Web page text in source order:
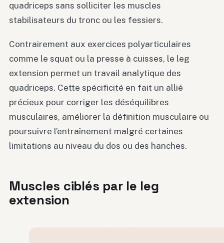
quadriceps sans solliciter les muscles
stabilisateurs du tronc ou les fessiers.
Contrairement aux exercices polyarticulaires
comme le squat ou la presse à cuisses, le leg
extension permet un travail analytique des
quadriceps. Cette spécificité en fait un allié
précieux pour corriger les déséquilibres
musculaires, améliorer la définition musculaire ou
poursuivre l’entraînement malgré certaines
limitations au niveau du dos ou des hanches.
Muscles ciblés par le leg
extension